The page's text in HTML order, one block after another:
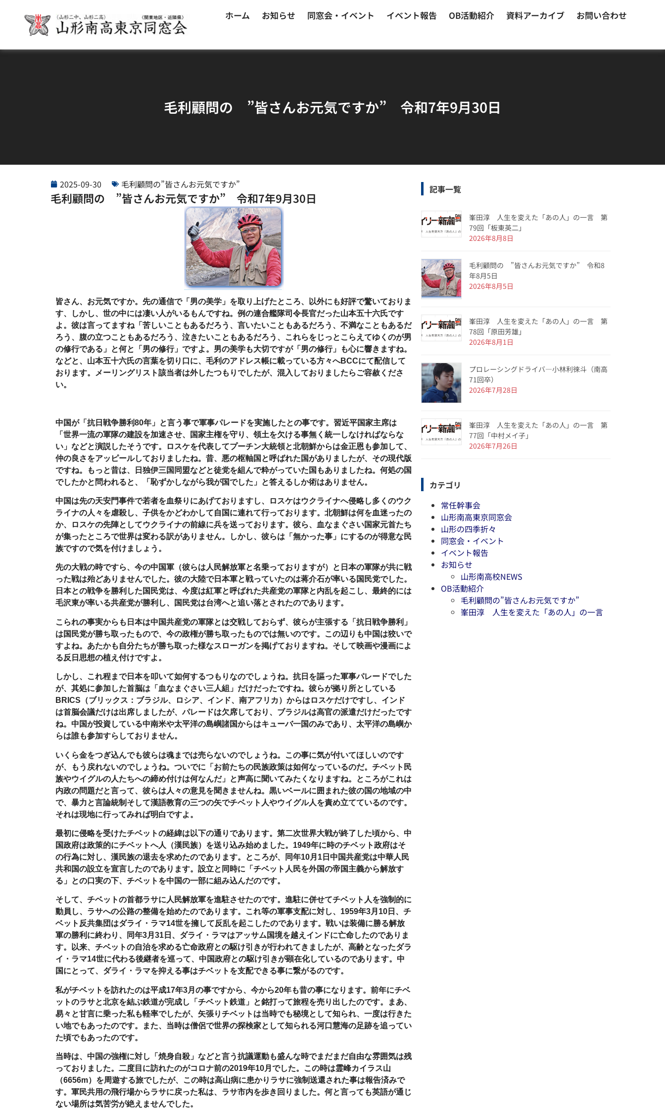
ホーム お知らせ 同窓会・イベント イベント報告 OB活動紹介 資料アーカイブ お問い合わせ
毛利顧問の ”皆さんお元気ですか” 令和7年9月30日
2025-09-30 毛利顧問の”皆さんお元気ですか”
毛利顧問の ”皆さんお元気ですか” 令和7年9月30日
皆さん、お元気ですか。先の通信で「男の美学」を取り上げたところ、以外にも好評で驚いておりま
す、しかし、世の中には凄い人がいるもんですね。例の連合艦隊司令長官だった山本五十六氏です
よ。彼は言ってますね「苦しいこともあるだろう、言いたいこともあるだろう、不満なこともあるだ
ろう、腹の立つこともあるだろう、泣きたいこともあるだろう、これらをじっとこらえてゆくのが男
の修行である」と何と「男の修行」ですよ。男の美学も大切ですが「男の修行」も心に響きますね。
などと、山本五十六氏の言葉を切り口に、毛利のアドレス帳に載っている方々へBCCにて配信して
おります。メーリングリスト該当者は外したつもりでしたが、混入しておりましたらご容赦くださ
い。
中国が「抗日戦争勝利80年」と言う事で軍事パレードを実施したとの事です。習近平国家主席は
「世界一流の軍隊の建設を加速させ、国家主権を守り、領土を欠ける事無く統一しなければならな
い」などと演説したそうです。ロスケを代表してプーチン大統領と北朝鮮からは金正恩も参加して、
仲の良さをアッピールしておりましたね。昔、悪の枢軸国と呼ばれた国がありましたが、その現代版
ですね。もっと昔は、日独伊三国同盟などと徒党を組んで粋がっていた国もありましたね。何処の国
でしたかと問われると、「恥ずかしながら我が国でした」と答えるしか術はありません。
中国は先の天安門事件で若者を血祭りにあげておりますし、ロスケはウクライナへ侵略し多くのウク
ライナの人々を虐殺し、子供をかどわかして自国に連れて行っております。北朝鮮は何を血迷ったの
か、ロスケの先陣としてウクライナの前線に兵を送っております。彼ら、血なまぐさい国家元首たち
が集ったところで世界は変わる訳がありません。しかし、彼らは「無かった事」にするのが得意な民
族ですので気を付けましょう。
先の大戦の時ですら、今の中国軍（彼らは人民解放軍と名乗っておりますが）と日本の軍隊が共に戦
った戦は殆どありませんでした。彼の大陸で日本軍と戦っていたのは蒋介石が率いる国民党でした。
日本との戦争を勝利した国民党は、今度は紅軍と呼ばれた共産党の軍隊と内乱を起こし、最終的には
毛沢東が率いる共産党が勝利し、国民党は台湾へと追い落とされたのであります。
こられの事実からも日本は中国共産党の軍隊とは交戦しておらず、彼らが主張する「抗日戦争勝利」
は国民党が勝ち取ったもので、今の政権が勝ち取ったものでは無いのです。この辺りも中国は狡いで
すよね。あたかも自分たちが勝ち取った様なスローガンを掲げておりますね。そして映画や漫画によ
る反日思想の植え付けですよ。
しかし、これ程まで日本を叩いて如何するつもりなのでしょうね。抗日を謳った軍事パレードでした
が、其処に参加した首脳は「血なまぐさい三人組」だけだったですね。彼らが拠り所としている
BRICS （ブリックス：ブラジル、ロシア、インド、南アフリカ）からはロスケだけですし、インド
は首脳会議だけは出席しましたが、パレードは欠席しており、ブラジルは高官の派遣だけだったです
ね。中国が投資している中南米や太平洋の島嶼諸国からはキューバ一国のみであり、太平洋の島嶼か
らは誰も参加すらしておりません。
いくら金をつぎ込んでも彼らは魂までは売らないのでしょうね。この事に気が付いてほしいのです
が、もう戻れないのでしょうね。ついでに「お前たちの民族政策は如何なっているのだ。チベット民
族やウイグルの人たちへの締め付けは何なんだ」と声高に聞いてみたくなりますね。ところがこれは
内政の問題だと言って、彼らは人々の意見を聞きませんね。黒いベールに囲まれた彼の国の地域の中
で、暴力と言論統制そして漢語教育の三つの矢でチベット人やウイグル人を責め立てているのです。
それは現地に行ってみれば明白ですよ。
最初に侵略を受けたチベットの経緯は以下の通りであります。第二次世界大戦が終了した頃から、中
国政府は政策的にチベットへ人（漢民族）を送り込み始めました。 1949年に時のチベット政府はそ
の行為に対し、漢民族の退去を求めたのであります。ところが、同年10月 1 日中国共産党は中華人民
共和国の設立を宣言したのであります。設立と同時に「チベット人民を外国の帝国主義から解放す
る」との口実の下、チベットを中国の一部に組み込んだのです。
そして、チベットの首都ラサに人民解放軍を進駐させたのです。進駐に併せてチベット人を強制的に
動員し、ラサへの公路の整備を始めたのであります。これ等の軍事支配に対し、 1959年3月 10 日、チ
ベット反共集団はダライ・ラマ14世を擁して反乱を起こしたのであります。戦いは装備に勝る解放
軍の勝利に終わり、同年3月 31 日、ダライ・ラマはアッサム国境を越えインドに亡命したのでありま
す。以来、チベットの自治を求める亡命政府との駆け引きが行われてきましたが、高齢となったダラ
イ・ラマ14世に代わる後継者を巡って、中国政府との駆け引きが顕在化しているのであります。中
国にとって、ダライ・ラマを抑える事はチベットを支配できる事に繋がるのです。
私がチベットを訪れたのは平成17年3月の事ですから、今から20年も昔の事になります。前年にチベ
ットのラサと北京を結ぶ鉄道が完成し「チベット鉄道」と銘打って旅程を売り出したのです。まあ、
易々と甘言に乗った私も軽率でしたが、矢張りチベットは当時でも秘境として知られ、一度は行きた
い地でもあったのです。また、当時は僧侶で世界の探検家として知られる河口慧海の足跡を追ってい
た頃でもあったのです。
当時は、中国の強権に対し「焼身自殺」などと言う抗議運動も盛んな時でまだまだ自由な雰囲気は残
っておりました。二度目に訪れたのがコロナ前の2019年10月でした。この時は霊峰カイラス山
（6656m）を周遊する旅でしたが、この時は高山病に患かりラサに強制送還された事は報告済みで
す。軍民共用の飛行場からラサに戻った私は、ラサ市内を歩き回りました。何と言っても英語が通じ
ない場所は気苦労が絶えませんでした。
記事一覧
峯田淳 人生を変えた「あの人」の一言 第
79回「板東英二」
2026年8月8日
毛利顧問の ”皆さんお元気ですか” 令和8
年8月5日
2026年8月5日
峯田淳 人生を変えた「あの人」の一言 第
78回「原田芳雄」
2026年8月1日
プロレーシングドライバ―小林利徠斗（南高
71回卒）
2026年7月28日
峯田淳 人生を変えた「あの人」の一言 第
77回「中村メイ子」
2026年7月26日
カテゴリ
常任幹事会
山形南高東京同窓会
山形の四季折々
同窓会・イベント
イベント報告
お知らせ
山形南高校NEWS
OB活動紹介
毛利顧問の”皆さんお元気ですか”
峯田淳 人生を変えた「あの人」の一言